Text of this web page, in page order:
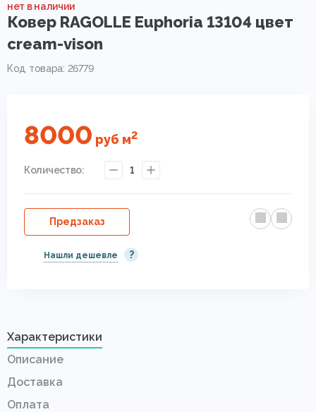
нет в наличии
Ковер RAGOLLE Euphoria 13104 цвет
cream-vison
Код товара: 26779
8000 руб м2
Количество: 1
Предзаказ
Нашли дешевле ?
Характеристики
Описание
Доставка
Оплата